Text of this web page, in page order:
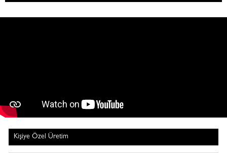
Kişiye Özel Üretim